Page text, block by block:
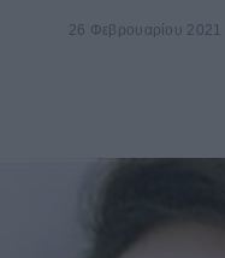
26 Φεβρουαρίου 2021